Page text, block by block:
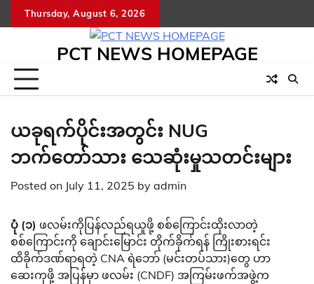
to
Thursday, August 6, 2026
PCT NEWS HOMEPAGE
ယခုရက်ပိုင်းအတွင်း NUG
ဘက်တော်သား သေဆုံးမှုသတင်းများ
Posted on July 11, 2025 by admin
ပုံ (၁) ဖလမ်းကိုပြန်လည်ရယူဖို့ စစ်ကြောင်းထိုးလာတဲ့
စစ်ကြောင်းကို ချောင်းမြောင်း တိုက်ခိုက်ရန် ကြိုးစားရင်း
ထိခိုက်ဒဏ်ရာရတဲ့ CNA ရဲဘော် (မင်းတပ်သား)တွေ ဟာ
ဆေးကုဖို့ အပြန်မှာ ဖလမ်း (CNDF) အကြမ်းဖက်အဖွဲ့က